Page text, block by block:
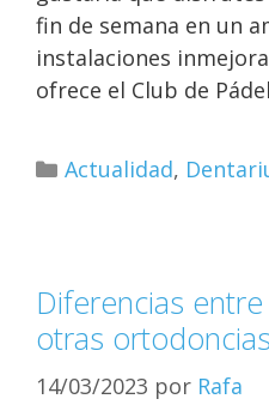
fin de semana en un
instalaciones
ofrece el Club de
Actualidad,
Diferencias
otras
14/03/2023 por Rafa